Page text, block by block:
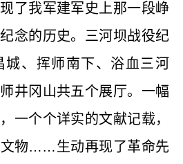
了我军建军史上那一段峥
念的历史。三河坝战役纪
、挥师南下、浴血三河
井冈山共五个展厅。一幅
一个个详实的文献记载，
物……生动再现了革命先